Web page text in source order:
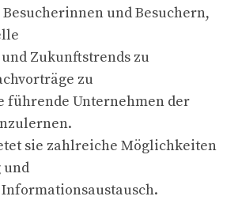
und Besuchern,
Zukunftstrends zu
zu
führende Unternehmen der
sie zahlreiche Möglichkeiten